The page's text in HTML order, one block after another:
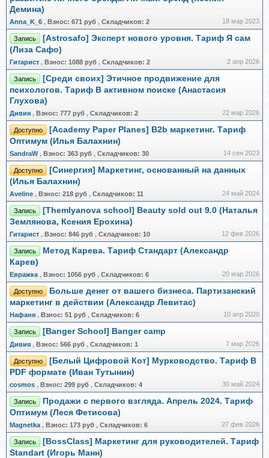
Демина)
Anna_K_6 , Взнос: 671 руб , Складчиков: 2 18 мар 2023
Запись
[Astrosafo] Эксперт нового уровня. Тариф Я сам
(Лиза Сафо)
Гитарист , Взнос: 1088 руб , Складчиков: 2 2 апр 2026
Запись
[Среди своих] Этичное продвижение для
психологов. Тариф В активном поиске (Анастасия
Глухова)
Дивия , Взнос: 777 руб , Складчиков: 2 22 мар 2026
Доступно
[Academy Paper Planes] B2b маркетинг. Тариф
Оптимум (Илья Балахнин)
SandraW, Взнос: 363 руб , Складчиков: 30 14 сен 2023
Доступно
[Синергия] Маркетинг, основанный на данных
(Илья Балахнин)
Aveline , Взнос: 218 руб , Складчиков: 11 24 май 2024
Запись
[Themlyanova school] Beauty sold out 9.0 (Наталья
Землянова, Ксения Ерохина)
Гитарист , Взнос: 846 руб , Складчиков: 10 12 фев 2026
Запись
Метод Карева. Тариф Стандарт (Александр
Карев)
Евражкa , Взнос: 1056 руб , Складчиков: 6 20 мар 2026
Доступно
Больше денег от вашего бизнеса. Партизанский
маркетинг в действии (Александр Левитас)
Нафаня , Взнос: 51 руб , Складчиков: 6 10 апр 2020
Запись [Banger School] Banger camp
Дивия , Взнос: 566 руб , Складчиков: 1 7 мар 2026
Доступно
[Белый Цифровой Кот] Мурководство. Тариф В
PDF формате (Иван Тутынин)
cosmos , Взнос: 299 руб , Складчиков: 4 30 май 2024
Запись
Продажи с первого взгляда. Апрель 2024. Тариф
Оптимум (Леся Фетисова)
Magnetka , Взнос: 173 руб , Складчиков: 6 27 фев 2026
Запись
[BossClass] Маркетинг для руководителей. Тариф
Standart (Игорь Манн)